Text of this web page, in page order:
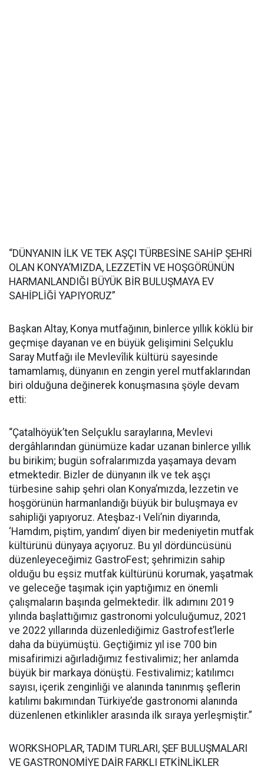
“DÜNYANIN İLK VE TEK AŞÇI TÜRBESİNE SAHİP ŞEHRİ
OLAN KONYA’MIZDA, LEZZETİN VE HOŞGÖRÜNÜN
HARMANLANDIĞI BÜYÜK BİR BULUŞMAYA EV
SAHİPLİĞİ YAPIYORUZ”
Başkan Altay, Konya mutfağının, binlerce yıllık köklü bir
geçmişe dayanan ve en büyük gelişimini Selçuklu
Saray Mutfağı ile Mevlevîlik kültürü sayesinde
tamamlamış, dünyanın en zengin yerel mutfaklarından
biri olduğuna değinerek konuşmasına şöyle devam
etti:
“Çatalhöyük’ten Selçuklu saraylarına, Mevlevi
dergâhlarından günümüze kadar uzanan binlerce yıllık
bu birikim; bugün sofralarımızda yaşamaya devam
etmektedir. Bizler de dünyanın ilk ve tek aşçı
türbesine sahip şehri olan Konya’mızda, lezzetin ve
hoşgörünün harmanlandığı büyük bir buluşmaya ev
sahipliği yapıyoruz. Ateşbaz-ı Veli’nin diyarında,
‘Hamdım, piştim, yandım’ diyen bir medeniyetin mutfak
kültürünü dünyaya açıyoruz. Bu yıl dördüncüsünü
düzenleyeceğimiz GastroFest; şehrimizin sahip
olduğu bu eşsiz mutfak kültürünü korumak, yaşatmak
ve geleceğe taşımak için yaptığımız en önemli
çalışmaların başında gelmektedir. İlk adımını 2019
yılında başlattığımız gastronomi yolculuğumuz, 2021
ve 2022 yıllarında düzenlediğimiz Gastrofest’lerle
daha da büyümüştü. Geçtiğimiz yıl ise 700 bin
misafirimizi ağırladığımız festivalimiz; her anlamda
büyük bir markaya dönüştü. Festivalimiz; katılımcı
sayısı, içerik zenginliği ve alanında tanınmış şeflerin
katılımı bakımından Türkiye’de gastronomi alanında
düzenlenen etkinlikler arasında ilk sıraya yerleşmiştir.”
WORKSHOPLAR, TADIM TURLARI, ŞEF BULUŞMALARI
VE GASTRONOMİYE DAİR FARKLI ETKİNLİKLER